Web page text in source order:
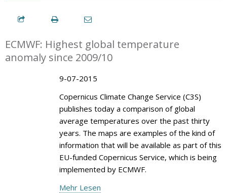
ECMWF: Highest global temperature
anomaly since 2009/10
9-07-2015
Copernicus Climate Change Service (C3S)
publishes today a comparison of global
average temperatures over the past thirty
years. The maps are examples of the kind of
information that will be available as part of this
EU-funded Copernicus Service, which is being
implemented by ECMWF.
Mehr Lesen